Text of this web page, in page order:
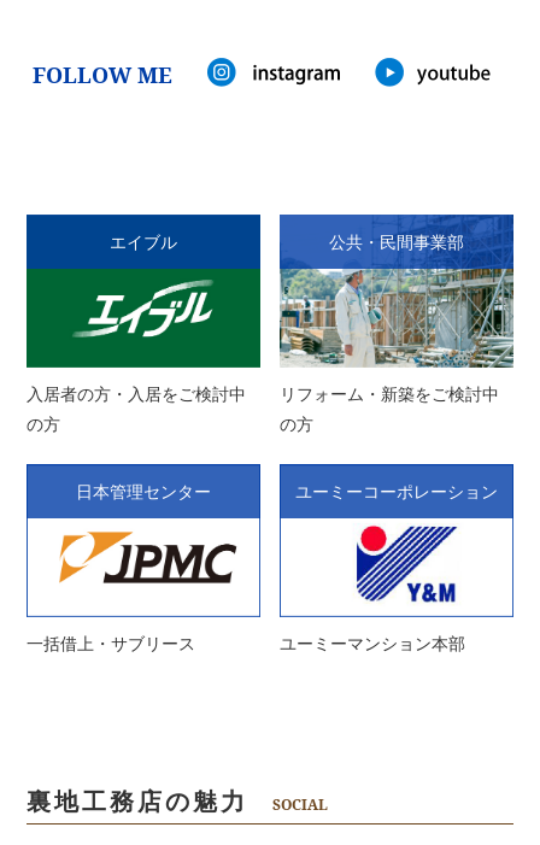
FOLLOW ME
エイブル
入居者の方・入居をご検討中
の方
公共・民間事業部
リフォーム・新築をご検討中
の方
日本管理センター
一括借上・サブリース
ユーミーコーポレーション
ユーミーマンション本部
裏地工務店の魅力 SOCIAL